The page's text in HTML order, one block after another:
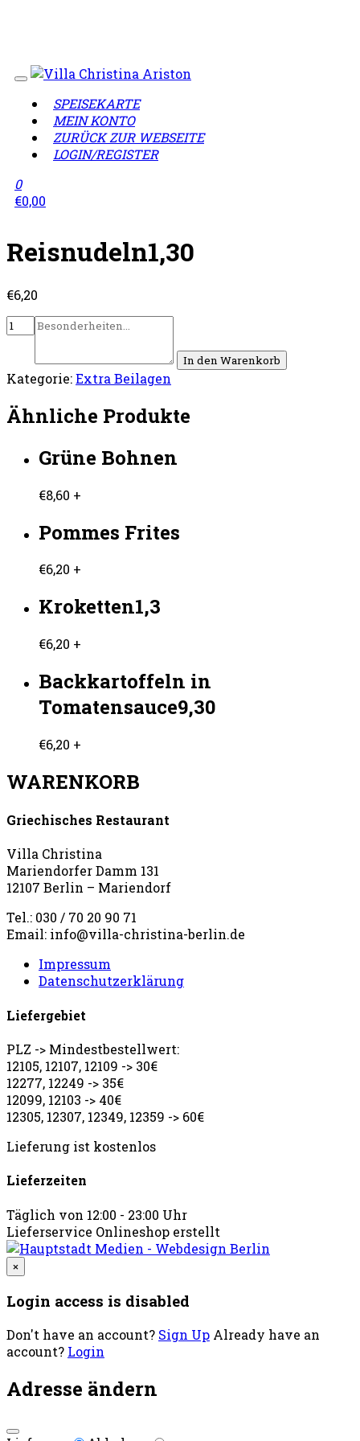
SPEISEKARTE
MEIN KONTO
ZURÜCK ZUR WEBSEITE
LOGIN/REGISTER
0
€0,00
Reisnudeln1,30
€6,20
In den Warenkorb
Kategorie:Extra Beilagen
Ähnliche Produkte
Grüne Bohnen
€8,60 +
Pommes Frites
€6,20 +
Kroketten1,3
€6,20 +
Backkartoffeln in
Tomatensauce9,30
€6,20 +
WARENKORB
Griechisches Restaurant
Villa Christina
Mariendorfer Damm 131
12107 Berlin – Mariendorf
Tel.: 030 / 70 20 90 71
Email: info@villa-christina-berlin.de
Impressum
Datenschutzerklärung
Liefergebiet
PLZ -> Mindestbestellwert:
12105, 12107, 12109 -> 30€
12277, 12249 -> 35€
12099, 12103 -> 40€
12305, 12307, 12349, 12359 -> 60€
Lieferung ist kostenlos
Lieferzeiten
Täglich von 12:00 - 23:00 Uhr
Lieferservice Onlineshop erstellt
×
Login access is disabled
Don't have an account? Sign Up Already have an
account? Login
Adresse ändern